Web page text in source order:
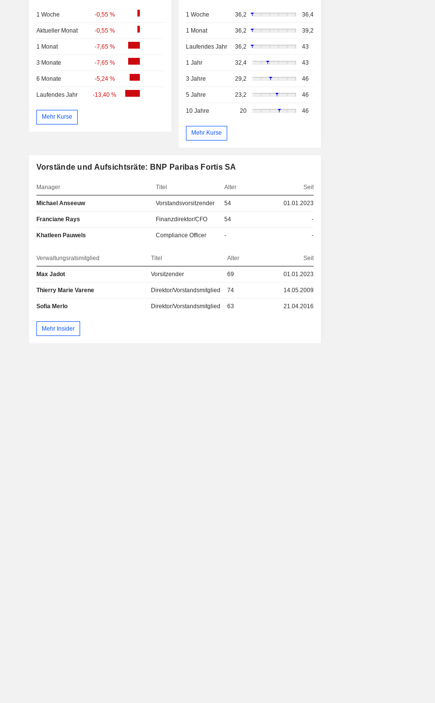
1 Woche -0,55 %
Aktueller Monat -0,55 %
1 Monat -7,65 %
3 Monate -7,65 %
6 Monate -5,24 %
Laufendes Jahr -13,40 %
Mehr Kurse
1 Woche 36,2 36,4
1 Monat 36,2 39,2
Laufendes Jahr 36,2 43
1 Jahr 32,4 43
3 Jahre 29,2 46
5 Jahre 23,2 46
10 Jahre 20 46
Mehr Kurse
Vorstände und Aufsichtsräte: BNP Paribas Fortis SA
Manager Titel Alter Seit
Michael Anseeuw Vorstandsvorsitzender 54 01.01.2023
Franciane Rays Finanzdirektor/CFO 54 -
Khatleen Pauwels Compliance Officer - -
Verwaltungsratsmitglied Titel Alter Seit
Max Jadot Vorsitzender 69 01.01.2023
Thierry Marie Varene Direktor/Vorstandsmitglied 74 14.05.2009
Sofia Merlo Direktor/Vorstandsmitglied 63 21.04.2016
Mehr Insider